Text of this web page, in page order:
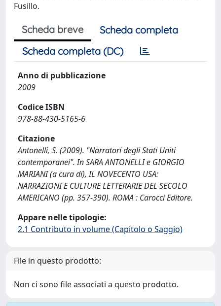
Fusillo.
Scheda breve
Scheda completa
Scheda completa (DC)
Anno di pubblicazione
2009
Codice ISBN
978-88-430-5165-6
Citazione
Antonelli, S. (2009). "Narratori degli Stati Uniti
contemporanei". In SARA ANTONELLI e GIORGIO
MARIANI (a cura di), IL NOVECENTO USA:
NARRAZIONI E CULTURE LETTERARIE DEL SECOLO
AMERICANO (pp. 357-390). ROMA : Carocci Editore.
Appare nelle tipologie:
2.1 Contributo in volume (Capitolo o Saggio)
File in questo prodotto:
Non ci sono file associati a questo prodotto.